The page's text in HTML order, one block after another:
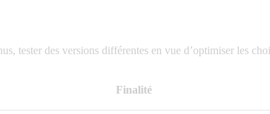
tester des versions différentes en vue d’optimiser les
Finalité